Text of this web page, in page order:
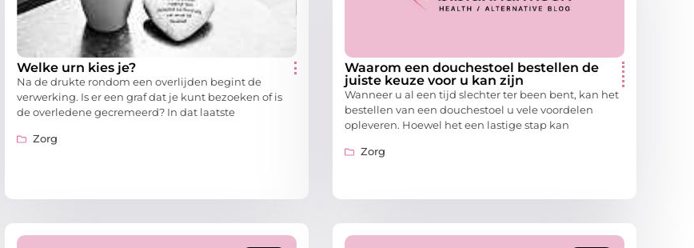
Welke urn kies je?
Na de drukte rondom een overlijden begint de
verwerking. Is er een graf dat je kunt bezoeken of is
de overledene gecremeerd? In dat laatste
Zorg
Waarom een douchestoel bestellen de
juiste keuze voor u kan zijn
Wanneer u al een tijd slechter ter been bent, kan het
bestellen van een douchestoel u vele voordelen
opleveren. Hoewel het een lastige stap kan
Zorg